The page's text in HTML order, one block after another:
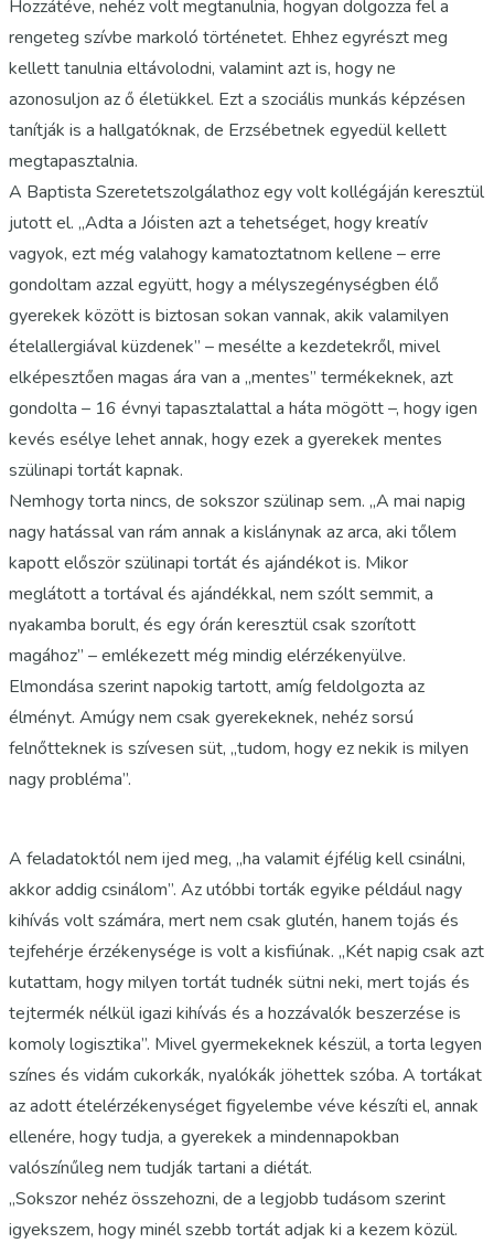
Hozzátéve, nehéz volt megtanulnia, hogyan dolgozza fel a
rengeteg szívbe markoló történetet. Ehhez egyrészt meg
kellett tanulnia eltávolodni, valamint azt is, hogy ne
azonosuljon az ő életükkel. Ezt a szociális munkás képzésen
tanítják is a hallgatóknak, de Erzsébetnek egyedül kellett
megtapasztalnia.
A Baptista Szeretetszolgálathoz egy volt kollégáján keresztül
jutott el. „Adta a Jóisten azt a tehetséget, hogy kreatív
vagyok, ezt még valahogy kamatoztatnom kellene – erre
gondoltam azzal együtt, hogy a mélyszegénységben élő
gyerekek között is biztosan sokan vannak, akik valamilyen
ételallergiával küzdenek” – mesélte a kezdetekről, mivel
elképesztően magas ára van a „mentes” termékeknek, azt
gondolta – 16 évnyi tapasztalattal a háta mögött –, hogy igen
kevés esélye lehet annak, hogy ezek a gyerekek mentes
szülinapi tortát kapnak.
Nemhogy torta nincs, de sokszor szülinap sem. „A mai napig
nagy hatással van rám annak a kislánynak az arca, aki tőlem
kapott először szülinapi tortát és ajándékot is. Mikor
meglátott a tortával és ajándékkal, nem szólt semmit, a
nyakamba borult, és egy órán keresztül csak szorított
magához” – emlékezett még mindig elérzékenyülve.
Elmondása szerint napokig tartott, amíg feldolgozta az
élményt. Amúgy nem csak gyerekeknek, nehéz sorsú
felnőtteknek is szívesen süt, „tudom, hogy ez nekik is milyen
nagy probléma”.
A feladatoktól nem ijed meg, „ha valamit éjfélig kell csinálni,
akkor addig csinálom”. Az utóbbi torták egyike például nagy
kihívás volt számára, mert nem csak glutén, hanem tojás és
tejfehérje érzékenysége is volt a kisfiúnak. „Két napig csak azt
kutattam, hogy milyen tortát tudnék sütni neki, mert tojás és
tejtermék nélkül igazi kihívás és a hozzávalók beszerzése is
komoly logisztika”. Mivel gyermekeknek készül, a torta legyen
színes és vidám cukorkák, nyalókák jöhettek szóba. A tortákat
az adott ételérzékenységet figyelembe véve készíti el, annak
ellenére, hogy tudja, a gyerekek a mindennapokban
valószínűleg nem tudják tartani a diétát.
„Sokszor nehéz összehozni, de a legjobb tudásom szerint
igyekszem, hogy minél szebb tortát adjak ki a kezem közül.